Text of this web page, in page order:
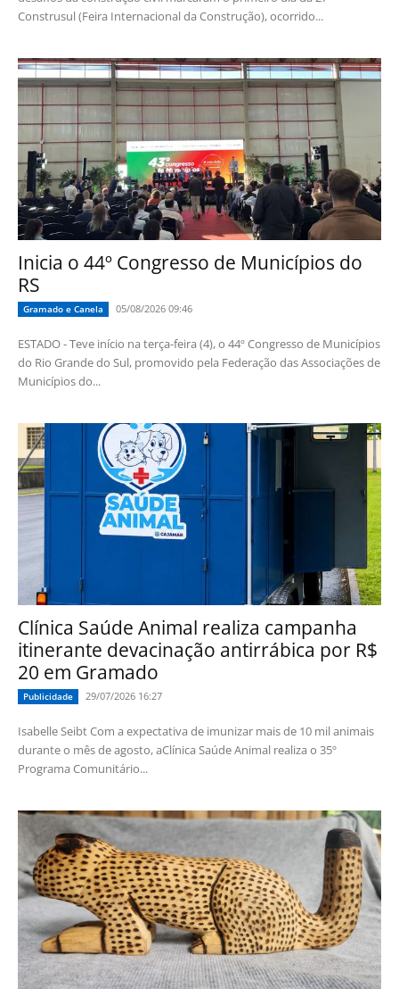
Construsul (Feira Internacional da Construção), ocorrido...
Inicia o 44º Congresso de Municípios do
RS
Gramado e Canela 05/08/2026 09:46
ESTADO - Teve início na terça-feira (4), o 44º Congresso de Municípios
do Rio Grande do Sul, promovido pela Federação das Associações de
Municípios do...
Clínica Saúde Animal realiza campanha
itinerante devacinação antirrábica por R$
20 em Gramado
Publicidade 29/07/2026 16:27
Isabelle Seibt Com a expectativa de imunizar mais de 10 mil animais
durante o mês de agosto, aClínica Saúde Animal realiza o 35º
Programa Comunitário...